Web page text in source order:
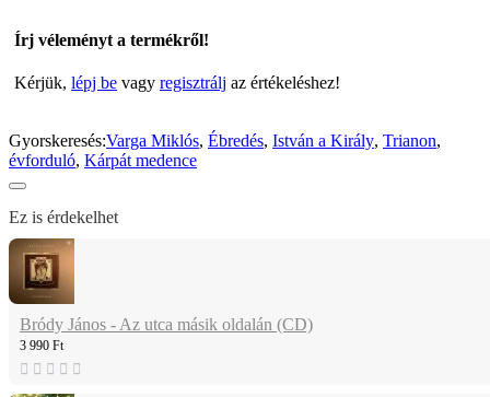
Írj véleményt a termékről!
Kérjük, lépj be vagy regisztrálj az értékeléshez!
Gyorskeresés:Varga Miklós, Ébredés, István a Király, Trianon,
évforduló, Kárpát medence
Ez is érdekelhet
Bródy János - Az utca másik oldalán (CD)
3 990 Ft